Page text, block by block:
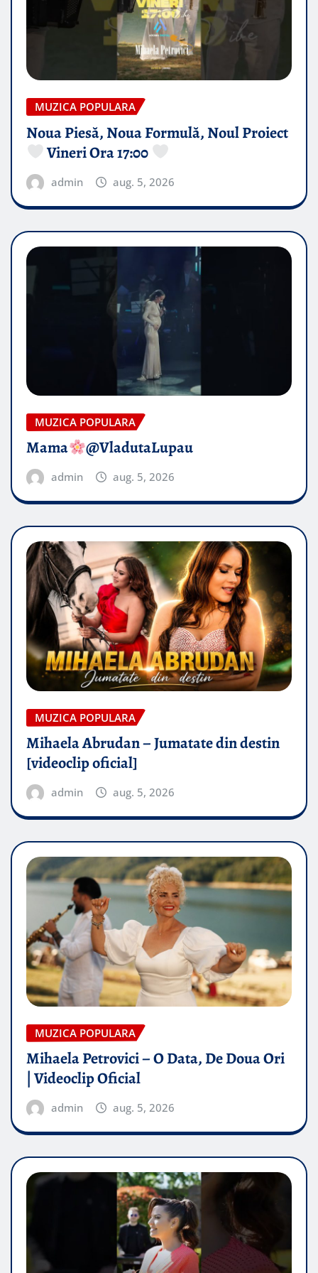
MUZICA POPULARA
Noua Piesă, Noua Formulă, Noul Proiect
Vineri Ora 17:00
admin aug. 5, 2026
MUZICA POPULARA
Mama @VladutaLupau
admin aug. 5, 2026
MUZICA POPULARA
Mihaela Abrudan – Jumatate din destin
[videoclip oficial]
admin aug. 5, 2026
MUZICA POPULARA
Mihaela Petrovici – O Data, De Doua Ori
| Videoclip Oficial
admin aug. 5, 2026